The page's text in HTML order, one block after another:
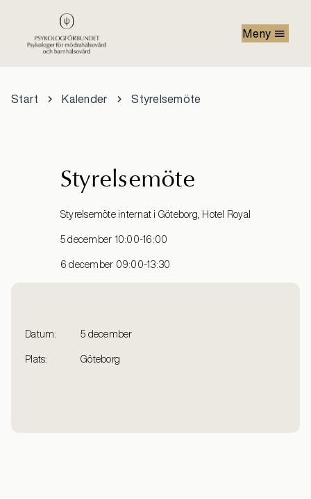
Meny
Start Kalender Styrelsemöte
Datum: 5 december
Plats: Göteborg
Styrelsemöte
Styrelsemöte internat i Göteborg, Hotel Royal
5 december 10:00-16:00
6 december 09:00-13:30